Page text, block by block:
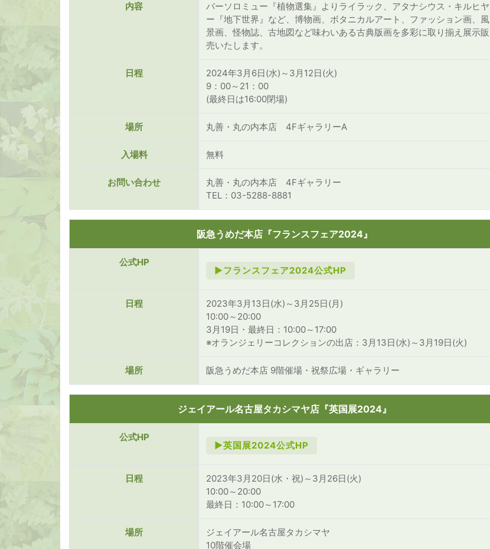
内容
バーソロミュー『植物選集』よりライラック、アタナシウス・キルヒヤ
ー『地下世界』など、博物画、ボタニカルアート、ファッション画、風
景画、怪物誌、古地図など味わいある古典版画を多彩に取り揃え展示販
売いたします。
日程
2024年3月6日(水)～3月12日(火)
9：00～21：00
(最終日は16:00閉場)
場所 丸善・丸の内本店 4FギャラリーA
入場料 無料
お問い合わせ
丸善・丸の内本店 4Fギャラリー
TEL：03-5288-8881
阪急うめだ本店『フランスフェア2024』
公式HP
►フランスフェア2024公式HP
日程
2023年3月13日(水)～3月25日(月)
10:00～20:00
3月19日・最終日：10:00～17:00
※オランジェリーコレクションの出店：3月13日(水)～3月19日(火)
場所 阪急うめだ本店 9階催場・祝祭広場・ギャラリー
ジェイアール名古屋タカシマヤ店『英国展2024』
公式HP
►英国展2024公式HP
日程
2023年3月20日(水・祝)～3月26日(火)
10:00～20:00
最終日：10:00～17:00
場所
ジェイアール名古屋タカシマヤ
10階催会場